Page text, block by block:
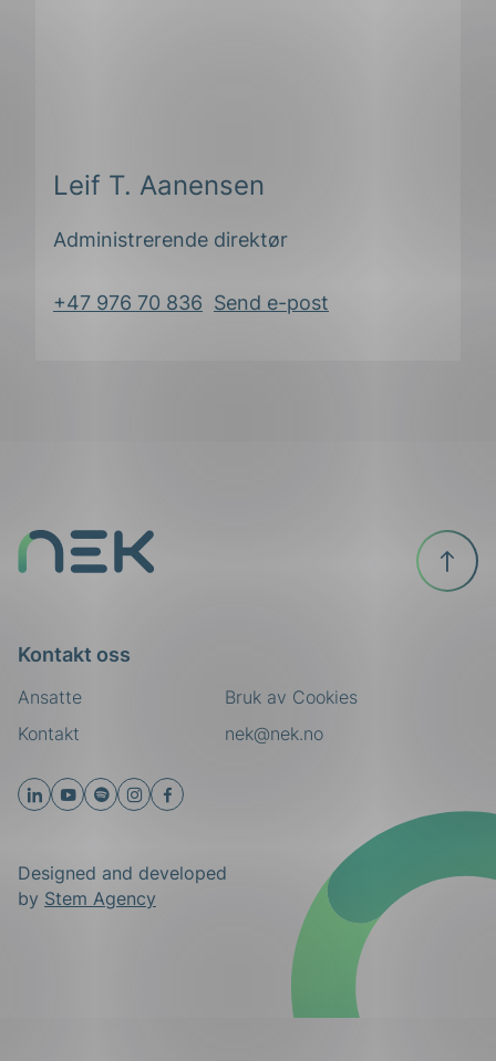
Leif T. Aanensen
Administrerende direktør
+47 976 70 836 Send e-post
Kontakt oss
Ansatte
nek@nek.no
Kontakt
Bruk av Cookies
Designed and developed
by Stem Agency
Til
toppen